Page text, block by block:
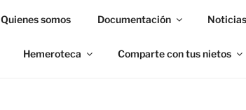
Quienes somos Documentación Noticias
Hemeroteca Comparte con tus nietos